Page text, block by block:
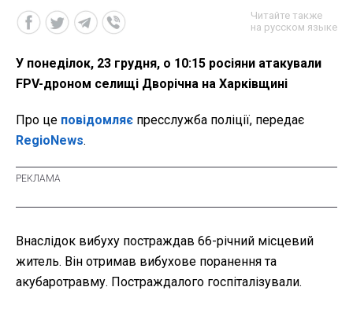
Читайте также
на русском языке
У понеділок, 23 грудня, о 10:15 росіяни атакували
FPV-дроном селищі Дворічна на Харківщині
Про це повідомляє пресслужба поліції, передає
RegioNews.
Внаслідок вибуху постраждав 66-річний місцевий
житель. Він отримав вибухове поранення та
акубаротравму. Постраждалого госпіталізували.